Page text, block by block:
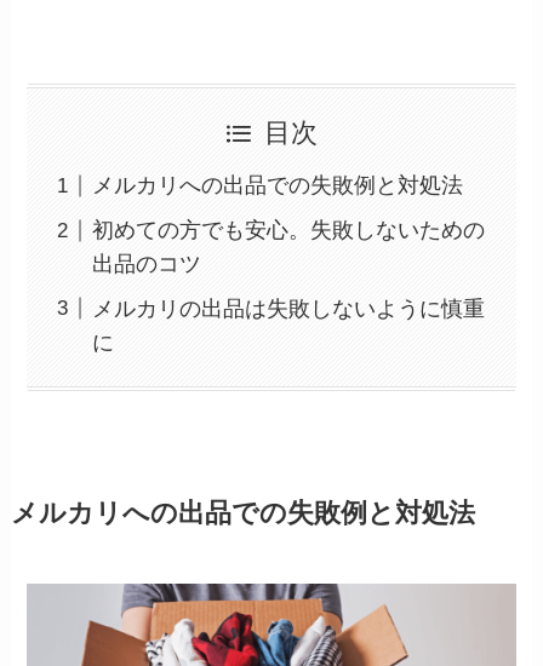
目次
メルカリへの出品での失敗例と対処法
初めての方でも安心。失敗しないための
出品のコツ
メルカリの出品は失敗しないように慎重
に
メルカリへの出品での失敗例と対処法